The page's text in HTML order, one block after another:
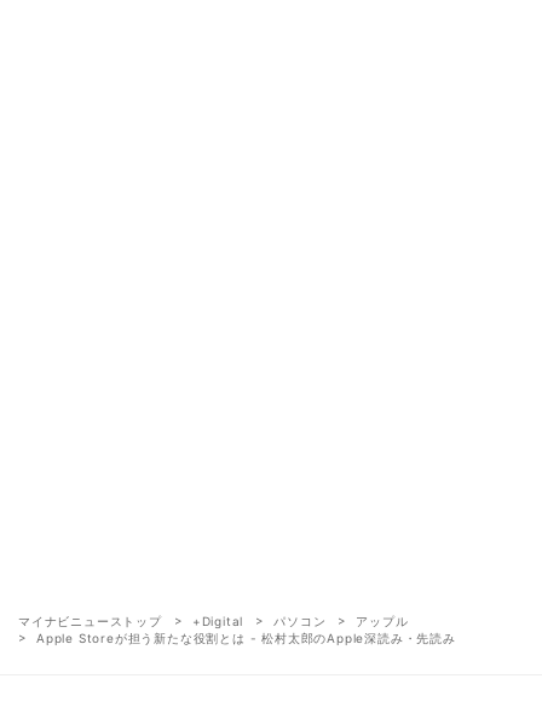
マイナビニューストップ +Digital パソコン
アップル
Apple Storeが担う新たな役割とは - 松村太郎のApple深読み・先読み